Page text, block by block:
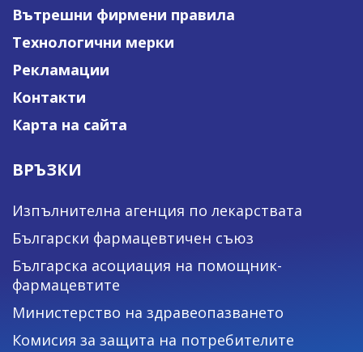
Вътрешни фирмени правила
Технологични мерки
Рекламации
Контакти
Карта на сайта
ВРЪЗКИ
Изпълнителна агенция по лекарствата
Български фармацевтичен съюз
Българска асоциация на помощник-
фармацевтите
Министерство на здравеопазването
Комисия за защита на потребителите